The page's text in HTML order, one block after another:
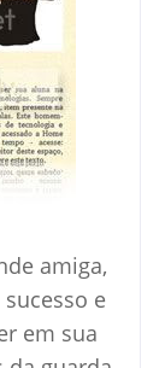
amiga,
e
em sua